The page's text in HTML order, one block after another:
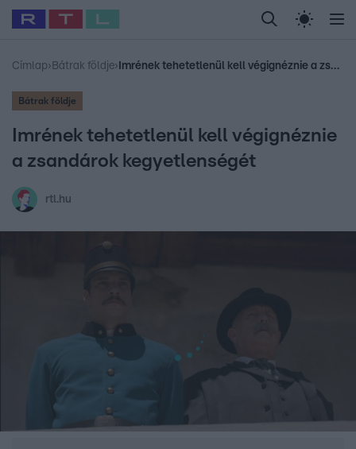
Legfrissebb RTL Híradó Randi Celeb vagyok,
Babits Marcella Most Wanted Gallusz
Címlap› Bátrak földje› Imrének tehetetlenül kell végignéznie a zsandárok kegyetlenségét
Bátrak földje
Imrének tehetetlenül kell végignéznie
a zsandárok kegyetlenségét
rtl.hu